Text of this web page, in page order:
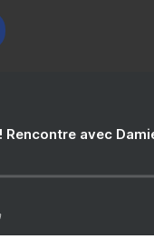
avec